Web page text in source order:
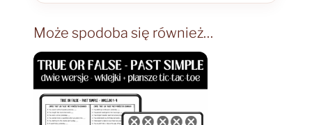
Może spodoba się również…